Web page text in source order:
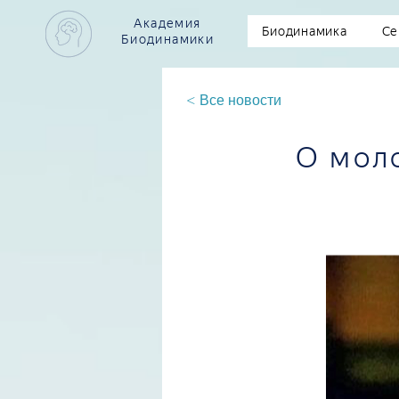
Академия
Биодинамики
Биодинамика
< Все новости
О